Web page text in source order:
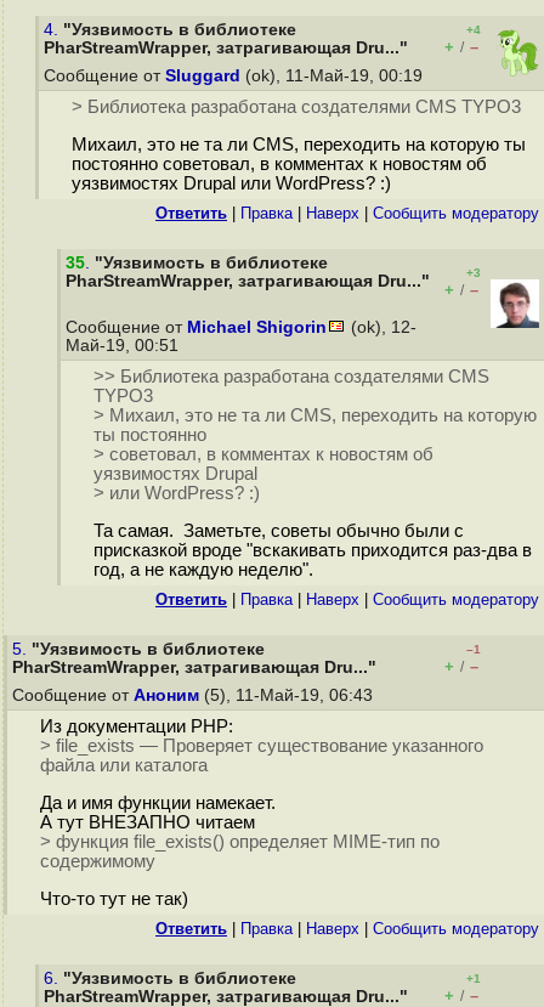
4. "Уязвимость в библиотеке
PharStreamWrapper, затрагивающая Dru..."
+4
+ / –
Сообщение от Sluggard (ok), 11-Май-19, 00:19
> Библиотека разработана создателями CMS TYPO3
Михаил, это не та ли CMS, переходить на которую ты
постоянно советовал, в комментах к новостям об
уязвимостях Drupal или WordPress? :)
Ответить Правка| Наверх Cообщить модератору
35. "Уязвимость в библиотеке
PharStreamWrapper, затрагивающая Dru..."
+3
+ / –
Сообщение от Michael Shigorin
(ok), 12-
Май-19, 00:51
>> Библиотека разработана создателями CMS
TYPO3
> Михаил, это не та ли CMS, переходить на которую
ты постоянно
> советовал, в комментах к новостям об
уязвимостях Drupal
> или WordPress? :)
Та самая. Заметьте, советы обычно были с
присказкой вроде "вскакивать приходится раз-два в
год, а не каждую неделю".
Ответить Правка| Наверх Cообщить модератору
5. "Уязвимость в библиотеке
PharStreamWrapper, затрагивающая Dru..."
–1
+ / –
Сообщение от Аноним (5), 11-Май-19, 06:43
Из документации PHP:
> file_exists — Проверяет существование указанного
файла или каталога
Да и имя функции намекает.
А тут ВНЕЗАПНО читаем
> функция file_exists() определяет MIME-тип по
содержимому
Что-то тут не так)
Ответить Правка| Наверх Cообщить модератору
6. "Уязвимость в библиотеке
PharStreamWrapper, затрагивающая Dru..."
+1
+ / –